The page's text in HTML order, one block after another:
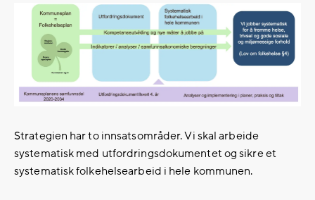
Strategien har to innsatsområder. Vi skal arbeide
systematisk med utfordringsdokumentet og sikre et
systematisk folkehelsearbeid i hele kommunen.